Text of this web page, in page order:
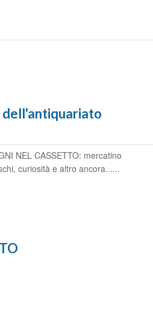
dell'antiquariato
NEL CASSETTO: mercatino
curiosità e altro ancora......